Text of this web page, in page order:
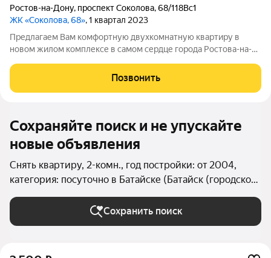
Ростов-на-Дону, проспект Соколова,68/118Вс1
ЖК «Соколова, 68», 1 квартал 2023
Предлагаем Вам комфортную двухкомнатную квартиру в
новом жилом комплексе в самом сердце города Ростова-на-
видеонаблюдением, что обеспечивает Вашу безопасность и
спокойствие. Внутри квартиры Вы
Позвонить
Сохраняйте поиск и не упускайте
новые объявления
Снять квартиру, 2-комн., год постройки: от 2004,
категория: посуточно в Батайске (Батайск (городской
округ))
Сохранить поиск